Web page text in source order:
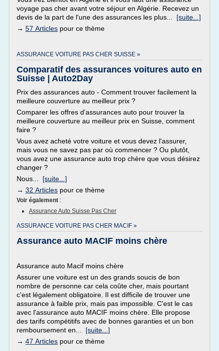
voyage pas cher avant votre séjour en Algérie. Recevez un
devis de la part de l'une des assurances les plus... [suite...]
→ 57 Articles pour ce thème
ASSURANCE VOITURE PAS CHER SUISSE »
Comparatif des assurances voitures auto en
Suisse | Auto2Day
Prix des assurances auto - Comment trouver facilement la
meilleure couverture au meilleur prix ?
Comparer les offres d'assurances auto pour trouver la
meilleure couverture au meilleur prix en Suisse, comment
faire ?
Vous avez acheté votre voiture et vous devez l'assurer,
mais vous ne savez pas par où commencer ? Ou plutôt,
vous avez une assurance auto trop chère que vous désirez
changer ?
Nous... [suite...]
→ 32 Articles pour ce thème
Voir également :
Assurance Auto Suisse Pas Cher
ASSURANCE VOITURE PAS CHER MACIF »
Assurance auto MACIF moins chère
Assurance auto Macif moins chère
Assurer une voiture est un des grands soucis de bon
nombre de personne car cela coûte cher, mais pourtant
c'est légalement obligatoire. Il est difficile de trouver une
assurance à faible prix, mais pas impossible. C'est le cas
avec l'assurance auto MACIF moins chère. Elle propose
des tarifs compétitifs avec de bonnes garanties et un bon
remboursement en... [suite...]
→ 47 Articles pour ce thème